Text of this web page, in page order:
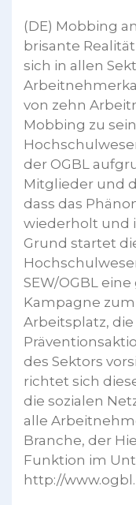
(DE) Mobbing
brisante
sich in allen
von zehn
Mobbing zu
der OGBL
Mitglieder und
dass das
wiederholt und
Grund startet
SEW/OGBL
Kampagne
Arbeitsplatz,
des Sektors
richtet sich
die sozialen
alle
Branche, der
Funktion im
http://